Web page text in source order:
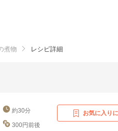
煮物 レシピ詳細
約30分
300円前後
お気に入り